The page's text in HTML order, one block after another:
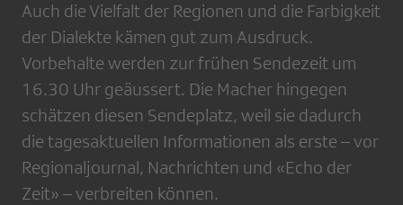
Auch die Vielfalt der Regionen und die Farbigkeit
der Dialekte kämen gut zum Ausdruck.
Vorbehalte werden zur frühen Sendezeit um
16.30 Uhr geäussert. Die Macher hingegen
schätzen diesen Sendeplatz, weil sie dadurch
die tagesaktuellen Informationen als erste – vor
Regionaljournal, Nachrichten und «Echo der
Zeit» – verbreiten können.